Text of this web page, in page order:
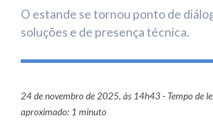
O estande se tornou ponto de
soluções e de presença técnica.
24 de novembro de 2025, às 14h43 - Tempo de
aproximado: 1 minuto